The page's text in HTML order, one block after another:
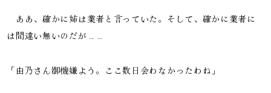
ああ、確かに姉は業者と言っていた。そして、確かに業者に
は間違い無いのだが……
「由乃さん御機嫌よう。ここ数日会わなかったわね」